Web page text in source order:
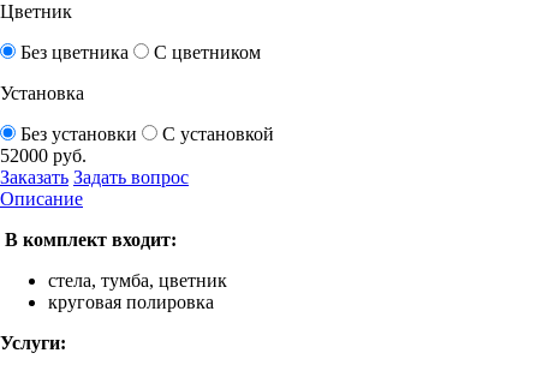
Цветник
Без цветника
С цветником
Установка
Без установки
С установкой
52000 руб.
Заказать Задать вопрос
Описание
В комплект входит:
стела, тумба, цветник
круговая полировка
Услуги: